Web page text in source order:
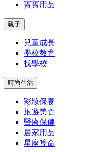
寶寶用品
親子
兒童成長
學校教育
找學校
時尚生活
彩妝保養
旅遊美食
醫療保健
居家用品
星座算命